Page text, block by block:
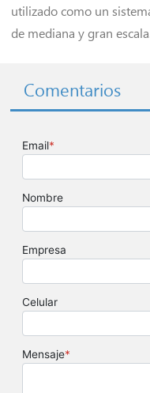
utilizado como un
de mediana y gran
Comentarios